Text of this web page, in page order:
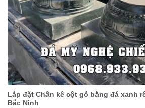
Lắp đặt Chân kê cột gỗ bằng đá xanh
Bắc Ninh